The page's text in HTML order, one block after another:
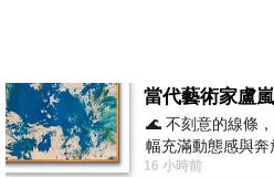
🌊 不刻意的線條
幅充滿動態感與
藍色顏料在白色畫
16 小時前